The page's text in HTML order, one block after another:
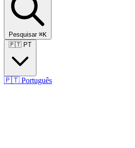
Pesquisar ⌘K
🇵🇹 PT
🇵🇹 Português